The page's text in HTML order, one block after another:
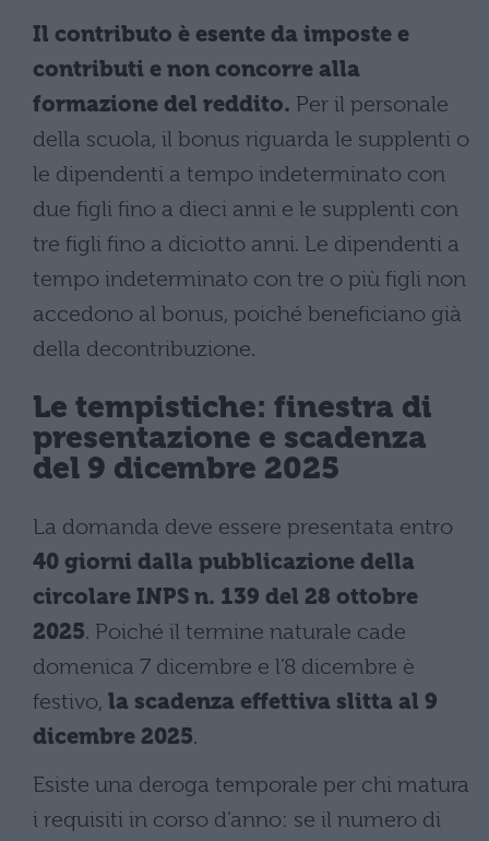
Il contributo è esente da imposte e
contributi e non concorre alla
formazione del reddito. Per il personale
della scuola, il bonus riguarda le supplenti o
le dipendenti a tempo indeterminato con
due figli fino a dieci anni e le supplenti con
tre figli fino a diciotto anni. Le dipendenti a
tempo indeterminato con tre o più figli non
accedono al bonus, poiché beneficiano già
della decontribuzione.
Le tempistiche: finestra di
presentazione e scadenza
del 9 dicembre 2025
La domanda deve essere presentata entro
40 giorni dalla pubblicazione della
circolare INPS n. 139 del 28 ottobre
2025. Poiché il termine naturale cade
domenica 7 dicembre e l’8 dicembre è
festivo, la scadenza effettiva slitta al 9
dicembre 2025.
Esiste una deroga temporale per chi matura
i requisiti in corso d’anno: se il numero di